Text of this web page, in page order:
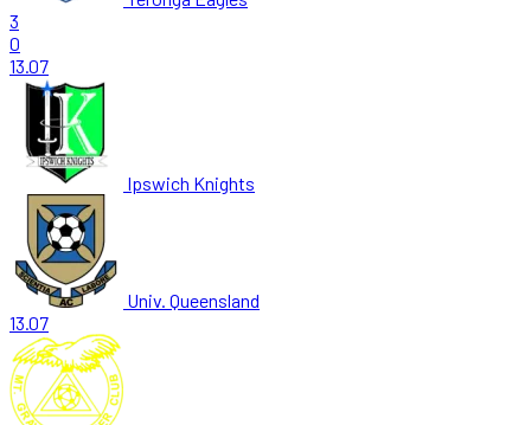
3
0
13.07
Ipswich Knights
Univ. Queensland
13.07